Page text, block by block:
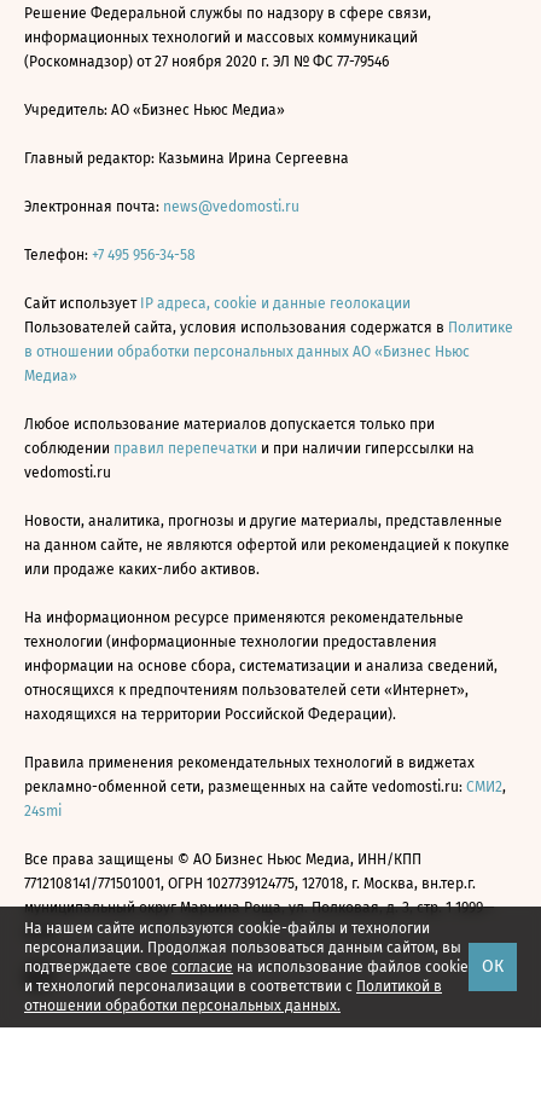
На нашем сайте используются cookie-файлы и технологии
персонализации. Продолжая пользоваться данным сайтом, вы
подтверждаете свое согласие на использование файлов cookie
и технологий персонализации в соответствии с Политикой в
отношении обработки персональных данных.
ОК
Решение Федеральной службы по надзору в сфере связи,
информационных технологий и массовых коммуникаций
(Роскомнадзор) от 27 ноября 2020 г. ЭЛ № ФС 77-79546
Учредитель: АО «Бизнес Ньюс Медиа»
Главный редактор: Казьмина Ирина Сергеевна
Электронная почта: news@vedomosti.ru
Телефон: +7 495 956-34-58
Сайт использует IP адреса, cookie и данные геолокации
Пользователей сайта, условия использования содержатся в Политике
в отношении обработки персональных данных АО «Бизнес Ньюс
Медиа»
Любое использование материалов допускается только при
соблюдении правил перепечатки и при наличии гиперссылки на
vedomosti.ru
Новости, аналитика, прогнозы и другие материалы, представленные
на данном сайте, не являются офертой или рекомендацией к покупке
или продаже каких-либо активов.
На информационном ресурсе применяются рекомендательные
технологии (информационные технологии предоставления
информации на основе сбора, систематизации и анализа сведений,
относящихся к предпочтениям пользователей сети «Интернет»,
находящихся на территории Российской Федерации).
Правила применения рекомендательных технологий в виджетах
рекламно-обменной сети, размещенных на сайте vedomosti.ru: СМИ2,
24smi
Все права защищены © АО Бизнес Ньюс Медиа, ИНН/КПП
7712108141/771501001, ОГРН 1027739124775, 127018, г. Москва, вн.тер.г.
муниципальный округ Марьина Роща, ул. Полковая, д. 3, стр. 1 1999—
2026